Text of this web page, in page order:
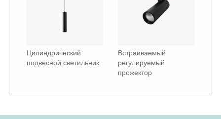
Цилиндрический
подвесной светильник
Встраиваемый
регулируемый
прожектор